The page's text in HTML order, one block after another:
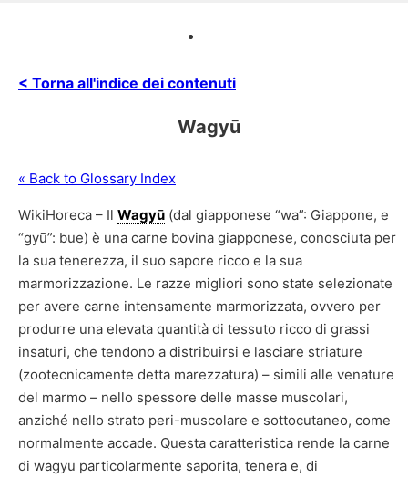
< Torna all'indice dei contenuti
Wagyū
« Back to Glossary Index
WikiHoreca – Il Wagyū (dal giapponese “wa”: Giappone, e
“gyū”: bue) è una carne bovina giapponese, conosciuta per
la sua tenerezza, il suo sapore ricco e la sua
marmorizzazione. Le razze migliori sono state selezionate
per avere carne intensamente marmorizzata, ovvero per
produrre una elevata quantità di tessuto ricco di grassi
insaturi, che tendono a distribuirsi e lasciare striature
(zootecnicamente detta marezzatura) – simili alle venature
del marmo – nello spessore delle masse muscolari,
anziché nello strato peri-muscolare e sottocutaneo, come
normalmente accade. Questa caratteristica rende la carne
di wagyu particolarmente saporita, tenera e, di